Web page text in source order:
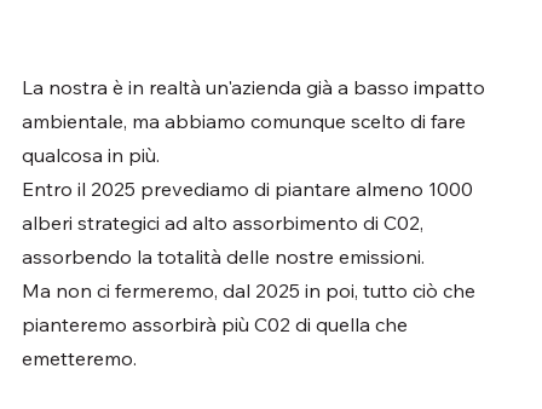
La nostra è in realtà un'azienda già a basso impatto
ambientale, ma abbiamo comunque scelto di fare
qualcosa in più.
Entro il 2025 prevediamo di piantare almeno 1000
alberi strategici ad alto assorbimento di C02,
assorbendo la totalità delle nostre emissioni.
Ma non ci fermeremo, dal 2025 in poi, tutto ciò che
pianteremo assorbirà più C02 di quella che
emetteremo.